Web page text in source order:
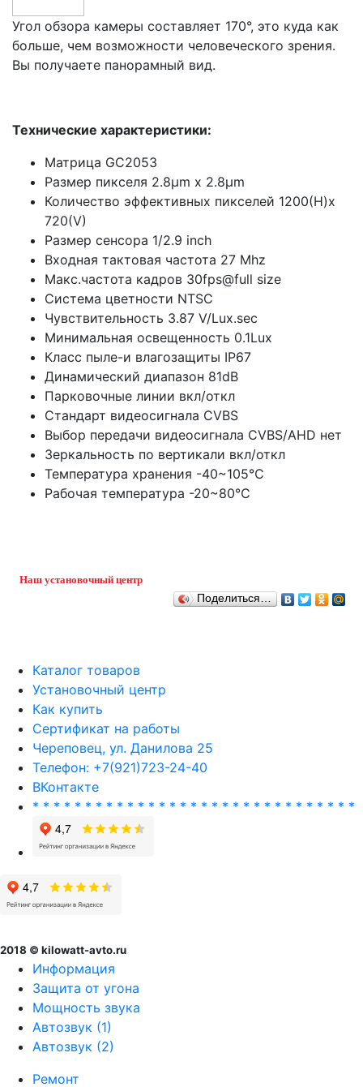
Угол обзора камеры составляет 170°, это куда как
больше, чем возможности человеческого зрения.
Вы получаете панорамный вид.
Технические характеристики:
Матрица GC2053
Размер пикселя 2.8μm x 2.8μm
Количество эффективных пикселей 1200(H)x
720(V)
Размер сенсора 1/2.9 inch
Входная тактовая частота 27 Mhz
Макс.частота кадров 30fps@full size
Система цветности NTSC
Чувствительность 3.87 V/Lux.sec
Минимальная освещенность 0.1Lux
Класс пыле-и влагозащиты IP67
Динамический диапазон 81dB
Парковочные линии вкл/откл
Стандарт видеосигнала CVBS
Выбор передачи видеосигнала CVBS/AHD нет
Зеркальность по вертикали вкл/откл
Температура хранения -40~105℃
Рабочая температура -20~80℃
Наш установочный центр
Поделиться…
Каталог товаров
Установочный центр
Как купить
Сертификат на работы
Череповец, ул. Данилова 25
Телефон: +7(921)723-24-40
ВКонтакте
* * * * * * * * * * * * * * * * * * * * * * * * * * * * * * *
2018 © kilowatt-avto.ru
Информация
Защита от угона
Мощность звука
Автозвук (1)
Автозвук (2)
Ремонт